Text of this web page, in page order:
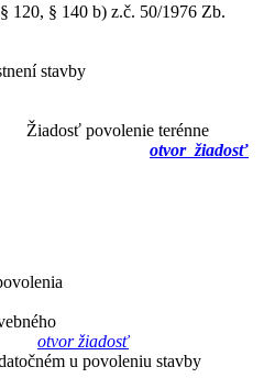
120, § 140 b) z.č. 50/1976 Zb.
umiestnení stavby
rozhodnutia
povolenie terénne
otvor žiadosť
povolenia
otvor žiadosť
u povoleniu stavby